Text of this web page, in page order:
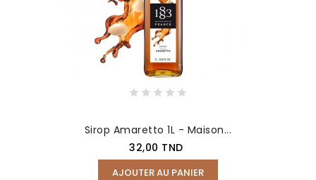
Sirop Amaretto 1L - Maison...
Prix
32,00 TND
AJOUTER AU PANIER